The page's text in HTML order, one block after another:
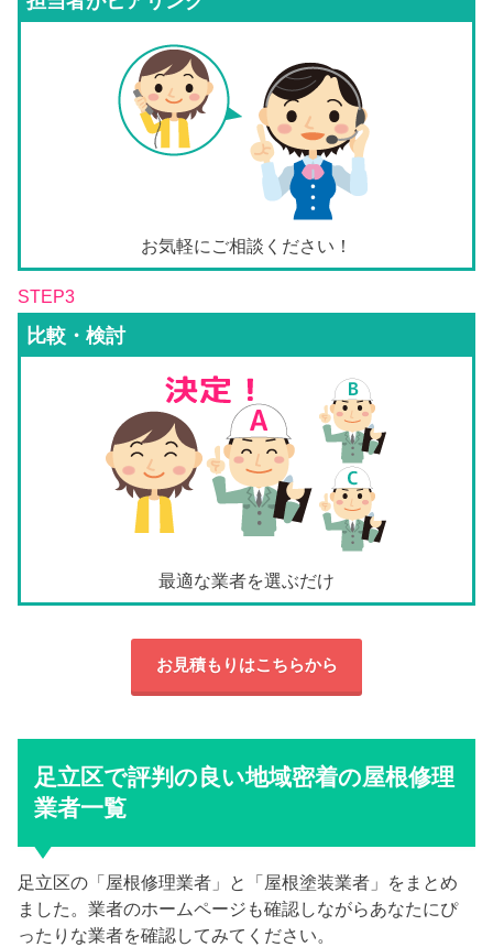
お気軽にご相談ください！
STEP3
比較・検討
最適な業者を選ぶだけ
お見積もりはこちらから
足立区で評判の良い地域密着の屋根修理
業者一覧
足立区の「屋根修理業者」と「屋根塗装業者」をまとめ
ました。業者のホームページも確認しながらあなたにぴ
ったりな業者を確認してみてください。